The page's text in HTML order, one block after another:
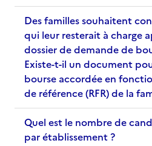
Des familles souhaitent
qui leur resterait à charge
dossier de demande de
Existe-t-il un document
bourse accordée en
de référence (RFR) de la
Quel est le nombre de
par établissement ?